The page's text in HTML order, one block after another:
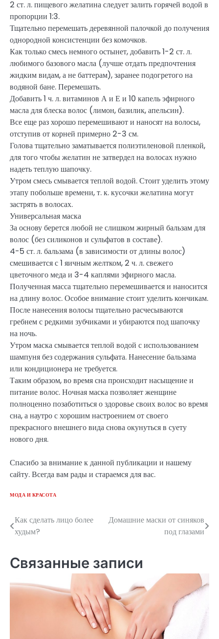
2 ст. л. пищевого желатина следует залить горячей водой в
пропорции 1:3.
Тщательно перемешать деревянной палочкой до получения
однородной консистенции без комочков.
Как только смесь немного остынет, добавить 1-2 ст. л.
любимого базового масла (лучше отдать предпочтения
жидким видам, а не баттерам), заранее подогретого на
водяной бане. Перемешать.
Добавить 1 ч. л. витаминов А и Е и 10 капель эфирного
масла для блеска волос (лимон, базилик, апельсин).
Все еще раз хорошо перемешивают и наносят на волосы,
отступив от корней примерно 2-3 см.
Голова тщательно заматывается полиэтиленовой пленкой,
для того чтобы желатин не затвердел на волосах нужно
надеть теплую шапочку.
Утром смесь смывается теплой водой. Стоит уделить этому
этапу побольше времени, т. к. кусочки желатина могут
застрять в волосах.
Универсальная маска
За основу берется любой не слишком жирный бальзам для
волос (без силиконов и сульфатов в составе).
4-5 ст. л. бальзама (в зависимости от длины волос)
смешивается с 1 яичным желтком, 2 ч. л. свежего
цветочного меда и 3-4 каплями эфирного масла.
Полученная масса тщательно перемешивается и наносится
на длину волос. Особое внимание стоит уделить кончикам.
После нанесения волосы тщательно расчесываются
гребнем с редкими зубчиками и убираются под шапочку
на ночь.
Утром маска смывается теплой водой с использованием
шампуня без содержания сульфата. Нанесение бальзама
или кондиционера не требуется.
Таким образом, во время сна происходит насыщение и
питание волос. Ночная маска позволяет женщине
полноценно позаботиться о здоровье своих волос во время
сна, а наутро с хорошим настроением от своего
прекрасного внешнего вида снова окунуться в суету
нового дня.
Спасибо за внимание к данной публикации и нашему
сайту. Всегда вам рады и стараемся для вас.
МОДА И КРАСОТА
Навигация
по
записям
Как сделать лицо более
худым?
Домашние маски от синяков
под глазами
Связанные записи